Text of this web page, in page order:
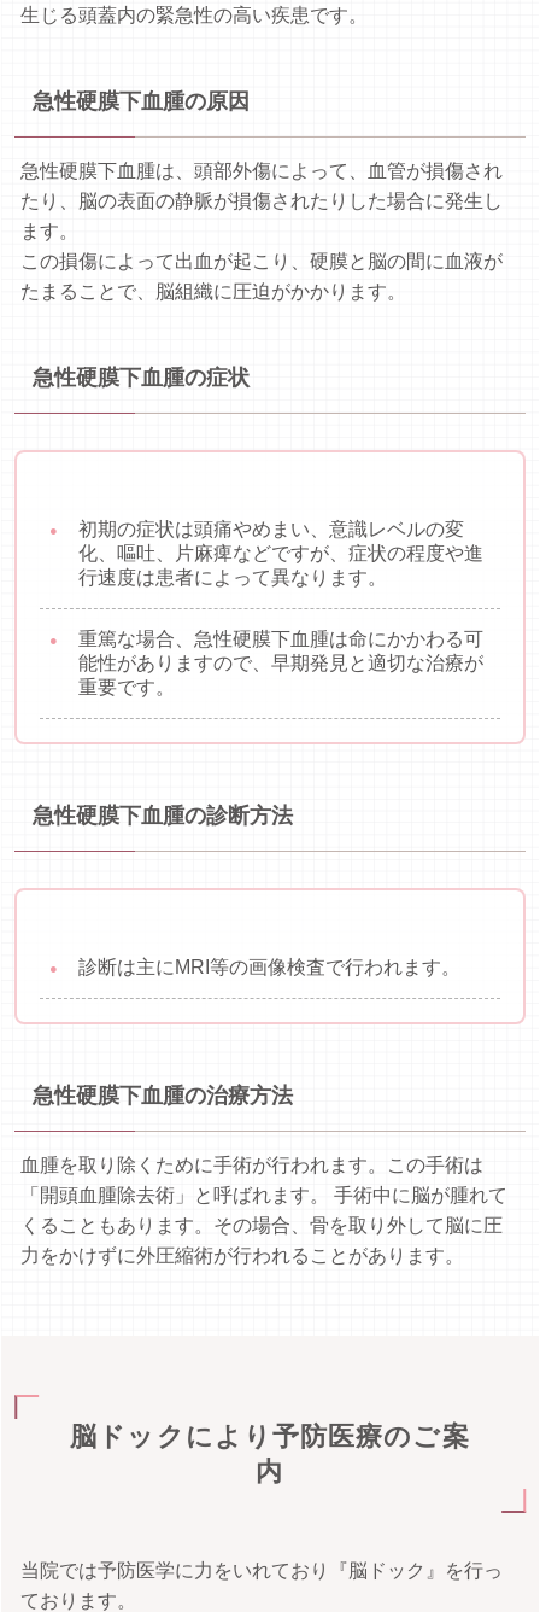
生じる頭蓋内の緊急性の高い疾患です。
急性硬膜下血腫の原因
急性硬膜下血腫は、頭部外傷によって、血管が損傷され
たり、脳の表面の静脈が損傷されたりした場合に発生し
ます。
この損傷によって出血が起こり、硬膜と脳の間に血液が
たまることで、脳組織に圧迫がかかります。
急性硬膜下血腫の症状
初期の症状は頭痛やめまい、意識レベルの変
化、嘔吐、片麻痺などですが、症状の程度や進
行速度は患者によって異なります。
重篤な場合、急性硬膜下血腫は命にかかわる可
能性がありますので、早期発見と適切な治療が
重要です。
急性硬膜下血腫の診断方法
診断は主にMRI等の画像検査で行われます。
急性硬膜下血腫の治療方法
血腫を取り除くために手術が行われます。この手術は
「開頭血腫除去術」と呼ばれます。 手術中に脳が腫れて
くることもあります。その場合、骨を取り外して脳に圧
力をかけずに外圧縮術が行われることがあります。
脳ドックにより予防医療のご案
内
当院では予防医学に力をいれており『脳ドック』を行っ
ております。